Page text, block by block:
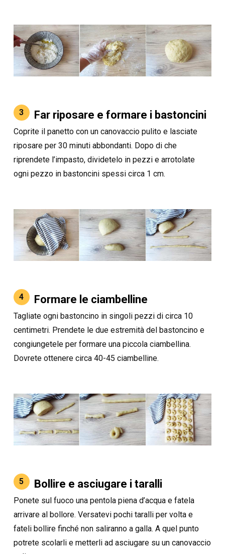
3 Far riposare e formare i bastoncini
Coprite il panetto con un canovaccio pulito e lasciate
riposare per 30 minuti abbondanti. Dopo di che
riprendete l’impasto, dividetelo in pezzi e arrotolate
ogni pezzo in bastoncini spessi circa 1 cm.
4 Formare le ciambelline
Tagliate ogni bastoncino in singoli pezzi di circa 10
centimetri. Prendete le due estremità del bastoncino e
congiungetele per formare una piccola ciambellina.
Dovrete ottenere circa 40-45 ciambelline.
5 Bollire e asciugare i taralli
Ponete sul fuoco una pentola piena d’acqua e fatela
arrivare al bollore. Versatevi pochi taralli per volta e
fateli bollire finché non saliranno a galla. A quel punto
potrete scolarli e metterli ad asciugare su un canovaccio